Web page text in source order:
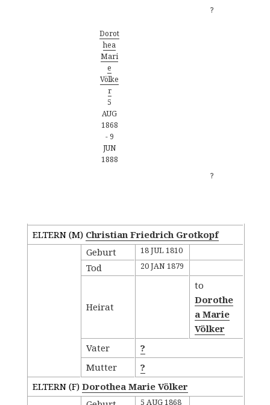
?
Dorot
hea
Mari
e
Völke
r
5
AUG
1868
-9
JUN
1888
?
ELTERN (M) Christian Friedrich Grotkopf
Geburt
18 JUL 1810
Tod 20 JAN 1879
Heirat
to
Dorothe
a Marie
Völker
Vater
?
Mutter
?
ELTERN (F) Dorothea Marie Völker
5 AUG 1868